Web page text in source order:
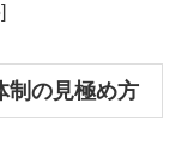
制の見極め方